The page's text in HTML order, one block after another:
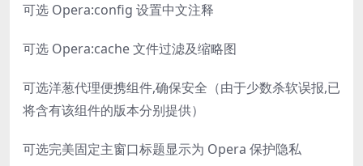
可选 Opera:config 设置中文注释
可选 Opera:cache 文件过滤及缩略图
可选洋葱代理便携组件,确保安全（由于少数杀软误报,已
将含有该组件的版本分别提供）
可选完美固定主窗口标题显示为 Opera 保护隐私